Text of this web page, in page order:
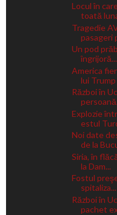
Locul în
toată
Tragedie
pasageri
Un pod
îngrijoră...
America
lui Trump
Război în
Explozie
estul
Noi date
de la
Siria, în
la Dam...
Fostul
spitaliza...
Război în
pachet